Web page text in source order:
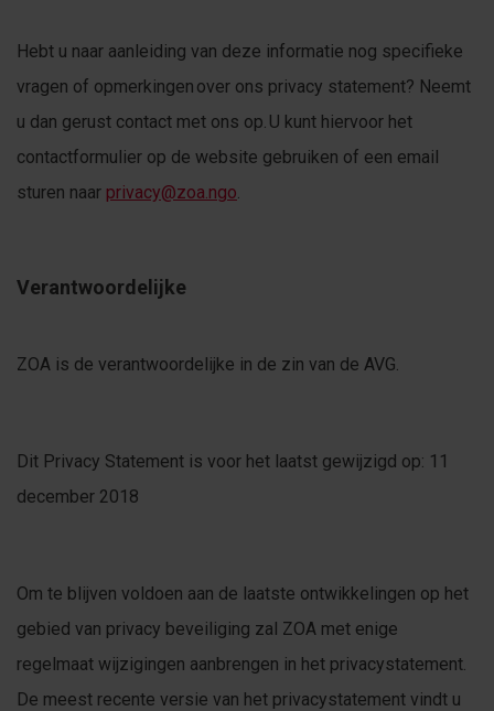
Hebt u naar aanleiding van deze informatie nog specifieke
vragen of opmerkingen over ons privacy statement? Neemt
u dan gerust contact met ons op. U kunt hiervoor het
contactformulier op de website gebruiken of een email
sturen naar privacy@zoa.ngo.
Verantwoordelijke
ZOA is de verantwoordelijke in de zin van de AVG.
Dit Privacy Statement is voor het laatst gewijzigd op: 11
december 2018
Om te blijven voldoen aan de laatste ontwikkelingen op het
gebied van privacy beveiliging zal ZOA met enige
regelmaat wijzigingen aanbrengen in het privacystatement.
De meest recente versie van het privacystatement vindt u